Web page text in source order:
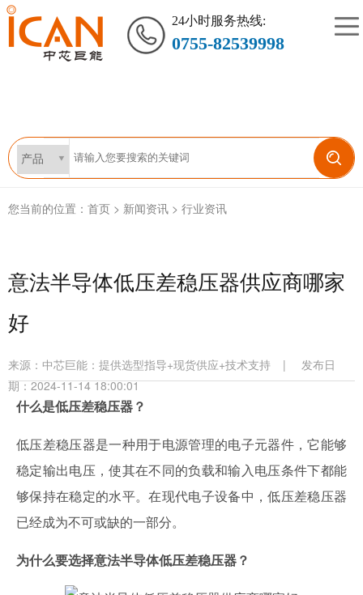
24小时服务热线:
0755-82539998
您当前的位置： 首页 > 新闻资讯 > 行业资讯
意法半导体低压差稳压器供应商哪家
好
来源： 中芯巨能：提供选型指导+现货供应+技术支持 |
发布日
期：2024-11-14 18:00:01
什么是低压差稳压器？
低压差稳压器是一种用于电源管理的电子元器件，它能够
稳定输出电压，使其在不同的负载和输入电压条件下都能
够保持在稳定的水平。在现代电子设备中，低压差稳压器
已经成为不可或缺的一部分。
为什么要选择意法半导体低压差稳压器？